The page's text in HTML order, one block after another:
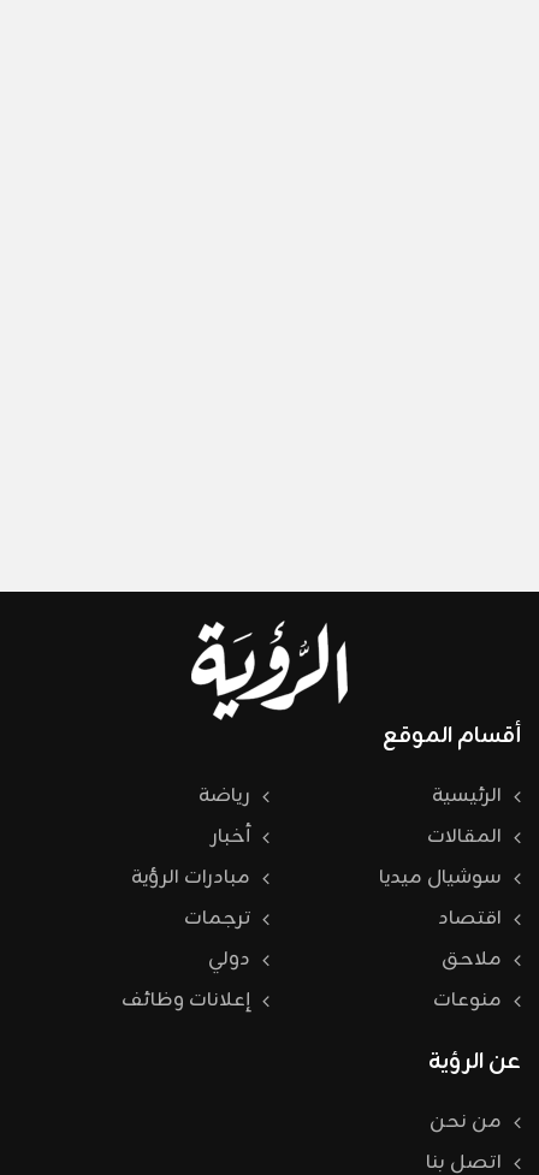
أقسام الموقع
الرئيسية
رياضة
المقالات
أخبار
سوشيال ميديا
مبادرات الرؤية
اقتصاد
ترجمات
ملاحق
دولي
منوعات
إعلانات وظائف
عن الرؤية
من نحن
اتصل بنا